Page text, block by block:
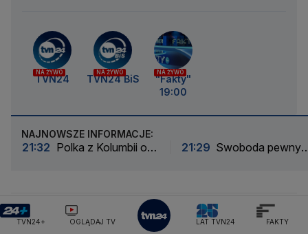
NA ŻYWO
TVN24
NA ŻYWO
TVN24 BiS
NA ŻYWO
"Fakty"
19:00
NAJNOWSZE INFORMACJE:
21:32 Polka z Kolumbii o
21:29 Swoboda
ABW Adam Bodnar Adam Niedzielski
Adam Szłapka
Administracja Donalda Trumpa
Więcej
TVN24+ OGLĄDAJ TV LAT TVN24 FAKTY